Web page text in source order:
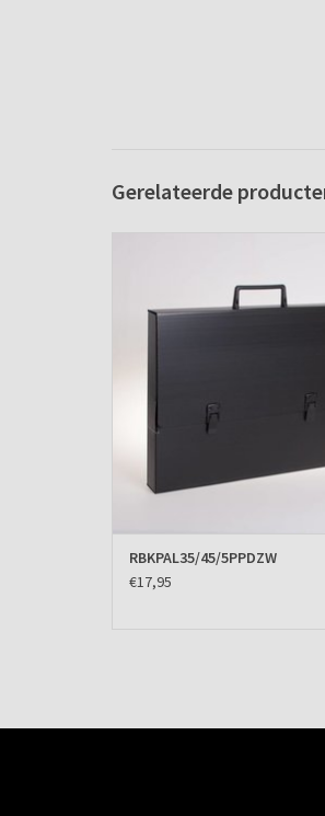
Gerelateerde
RBKPAL35/45/5PPDZW
€17,95